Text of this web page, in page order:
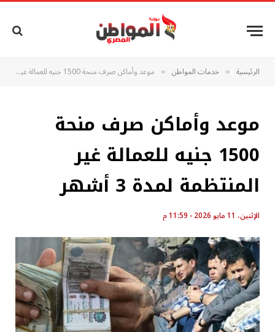
الرئيسية » خدمات المواطن » موعد وأماكن صرف منحة 1500 جنيه للعمالة غير المنتظمة لمدة 3 أشهر
موعد وأماكن صرف منحة
1500 جنيه للعمالة غير
المنتظمة لمدة 3 أشهر
الإثنين، 11 مايو 2026 - 11:59 م